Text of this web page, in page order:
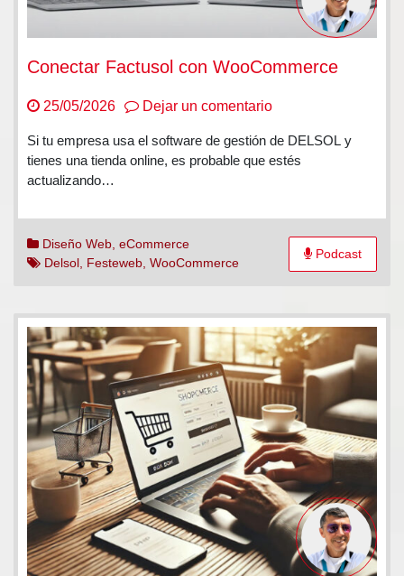
Conectar Factusol con WooCommerce
25/05/2026 Dejar un comentarioen
Factusol
con
Si tu empresa usa el software de gestión de DELSOL y
tienes una tienda online, es probable que estés
actualizando…
Diseño Web eCommerce
Delsol Festeweb WooCommerce
Podcast